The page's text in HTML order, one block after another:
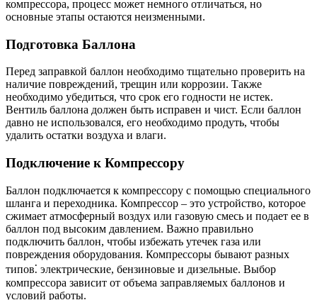
компрессора, процесс может немного отличаться, но
основные этапы остаются неизменными.
Подготовка Баллона
Перед заправкой баллон необходимо тщательно проверить на
наличие повреждений, трещин или коррозии. Также
необходимо убедиться, что срок его годности не истек.
Вентиль баллона должен быть исправен и чист. Если баллон
давно не использовался, его необходимо продуть, чтобы
удалить остатки воздуха и влаги.
Подключение к Компрессору
Баллон подключается к компрессору с помощью специального
шланга и переходника. Компрессор – это устройство, которое
сжимает атмосферный воздух или газовую смесь и подает ее в
баллон под высоким давлением. Важно правильно
подключить баллон, чтобы избежать утечек газа или
повреждения оборудования. Компрессоры бывают разных
типов⁚ электрические, бензиновые и дизельные. Выбор
компрессора зависит от объема заправляемых баллонов и
условий работы.